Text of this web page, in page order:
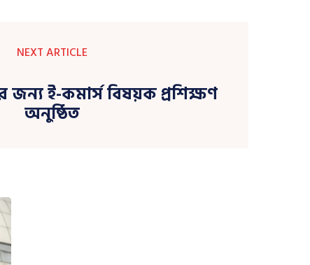
NEXT ARTICLE
জন্য ই-কমার্স বিষয়ক প্রশিক্ষণ
অনুষ্ঠিত